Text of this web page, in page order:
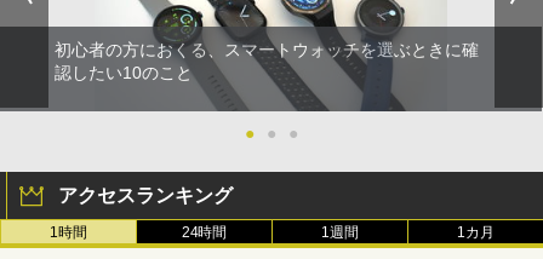
初心者の方におくる、スマートウォッチを選ぶときに確
認したい10のこと
● ● ●
アクセスランキング
1時間 24時間 1週間 1カ月